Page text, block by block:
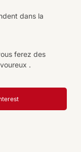
dans la
ferez des
.